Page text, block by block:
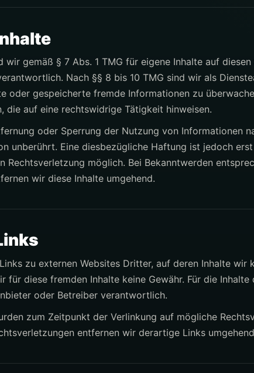
wir gemäß § 7 Abs. 1 TMG für eigene Inhalte auf diesen
Nach §§ 8 bis 10 TMG sind wir als
oder gespeicherte fremde Informationen zu
die auf eine rechtswidrige Tätigkeit hinweisen.
oder Sperrung der Nutzung von Informationen
unberührt. Eine diesbezügliche Haftung ist jedoch
Rechtsverletzung möglich. Bei Bekanntwerden
wir diese Inhalte umgehend.
zu externen Websites Dritter, auf deren Inhalte wir
für diese fremden Inhalte keine Gewähr. Für die
oder Betreiber verantwortlich.
zum Zeitpunkt der Verlinkung auf mögliche
entfernen wir derartige Links